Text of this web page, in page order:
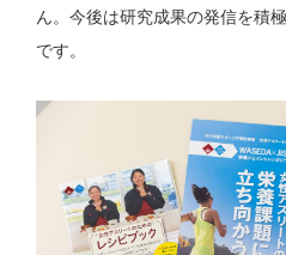
ん。今後は研究成果の発信を積
です。